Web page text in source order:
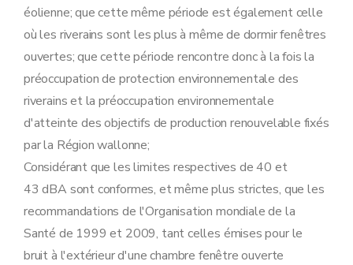
éolienne; que cette même période est également celle
où les riverains sont les plus à même de dormir fenêtres
ouvertes; que cette période rencontre donc à la fois la
préoccupation de protection environnementale des
riverains et la préoccupation environnementale
d'atteinte des objectifs de production renouvelable fixés
par la Région wallonne;
Considérant que les limites respectives de 40 et
43 dBA sont conformes, et même plus strictes, que les
recommandations de l'Organisation mondiale de la
Santé de 1999 et 2009, tant celles émises pour le
bruit à l'extérieur d'une chambre fenêtre ouverte